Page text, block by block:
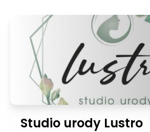
Studio urody Lustro